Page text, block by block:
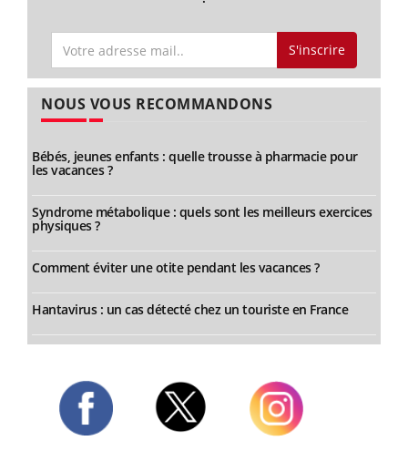
S'inscrire
NOUS VOUS RECOMMANDONS
Bébés, jeunes enfants : quelle trousse à pharmacie pour
les vacances ?
Syndrome métabolique : quels sont les meilleurs exercices
physiques ?
Comment éviter une otite pendant les vacances ?
Hantavirus : un cas détecté chez un touriste en France